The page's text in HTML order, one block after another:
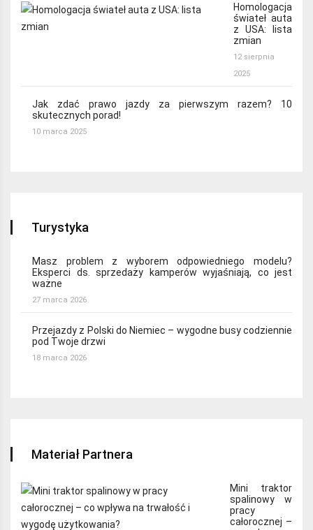
Homologacja
świateł auta
z USA: lista
zmian
12 sierpnia
2025
Jak zdać prawo jazdy za pierwszym razem? 10
skutecznych porad!
10 marca 2025
Turystyka
Masz problem z wyborem odpowiedniego modelu?
Eksperci ds. sprzedaży kamperów wyjaśniają, co jest
ważne
27 marca 2026
Przejazdy z Polski do Niemiec – wygodne busy codziennie
pod Twoje drzwi
18 marca 2026
Materiał Partnera
Mini traktor
spalinowy w
pracy
całorocznej –